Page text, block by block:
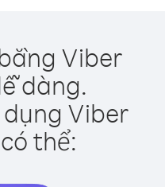
Viber
dàng.
Viber
thể: